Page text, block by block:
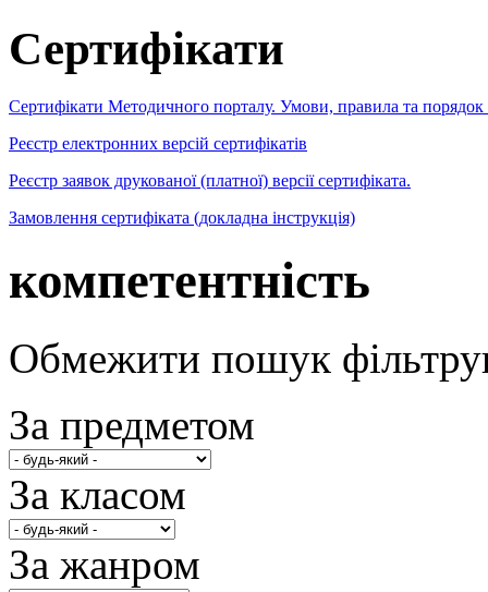
Сертифікати
Сертифікати Методичного порталу. Умови, правила та порядок
Реєстр електронних версій сертифікатів
Реєстр заявок друкованої (платної) версії сертифіката.
Замовлення сертифіката (докладна інструкція)
компетентність
Обмежити пошук
За предметом
За класом
За жанром